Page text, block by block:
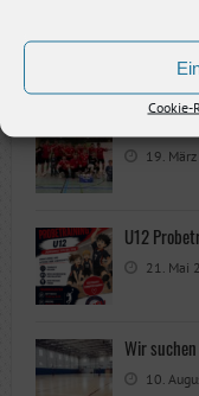
Cookie-
Damen
30.
19.
U12
21. Mai
Wir
10.